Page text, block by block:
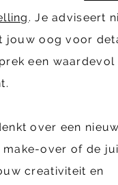
. Je adviseert
jouw oog voor
een waardevol
over een
over of de
creativiteit en